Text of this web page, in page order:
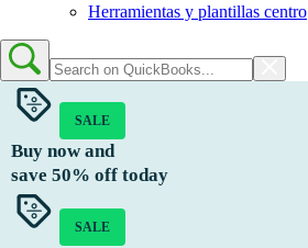
Herramientas y plantillas centro
SALE
Buy now and
save 50% off today
SALE